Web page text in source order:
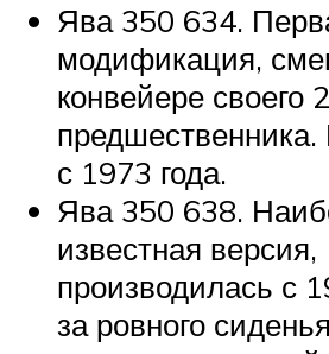
Ява 350 634.
модификация,
конвейере своего
с 1973 года.
Ява 350 638.
известная версия,
производилась с
за ровного